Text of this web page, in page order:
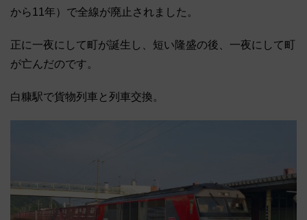
から11年）で全線が廃止されました。
正に一夜にして町が誕生し、短い隆盛の後、一夜にして町
が亡んだのです。
白糠駅で貨物列車と列車交換。